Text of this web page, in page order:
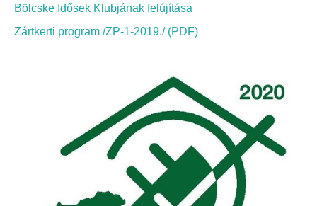
ÖNKORMÁNYZAT
Képviselő-testületi ülések
Bizottságok
Bizottsági ülések
Bölcske Idősek Klubjának felújítása
Zártkerti program /ZP-1-2019./ (PDF)